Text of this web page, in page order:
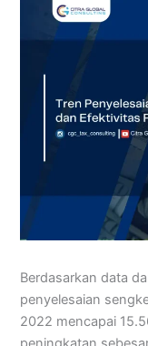
Berdasarkan data
penyelesaian
2022 mencapai